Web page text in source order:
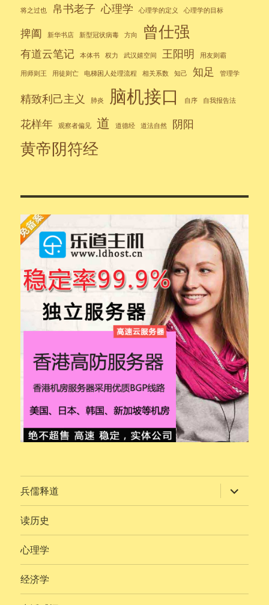
将之过也 帛书老子 心理学 心理学的定义 心理学的目标
捭阖 新华书店 新型冠状病毒 方向 曾仕强
有道云笔记 本体书 权力 武汉嬉空间 王阳明 用友则霸
用师则王 用徒则亡 电梯困人处理流程 相关系数 知己 知足 管理学
精致利己主义 肺炎 脑机接口 自序 自我报告法
花样年 观察者偏见 道 道德经 道法自然 阴阳
黄帝阴符经
兵儒释道 展
开
子
读历史
心理学
经济学